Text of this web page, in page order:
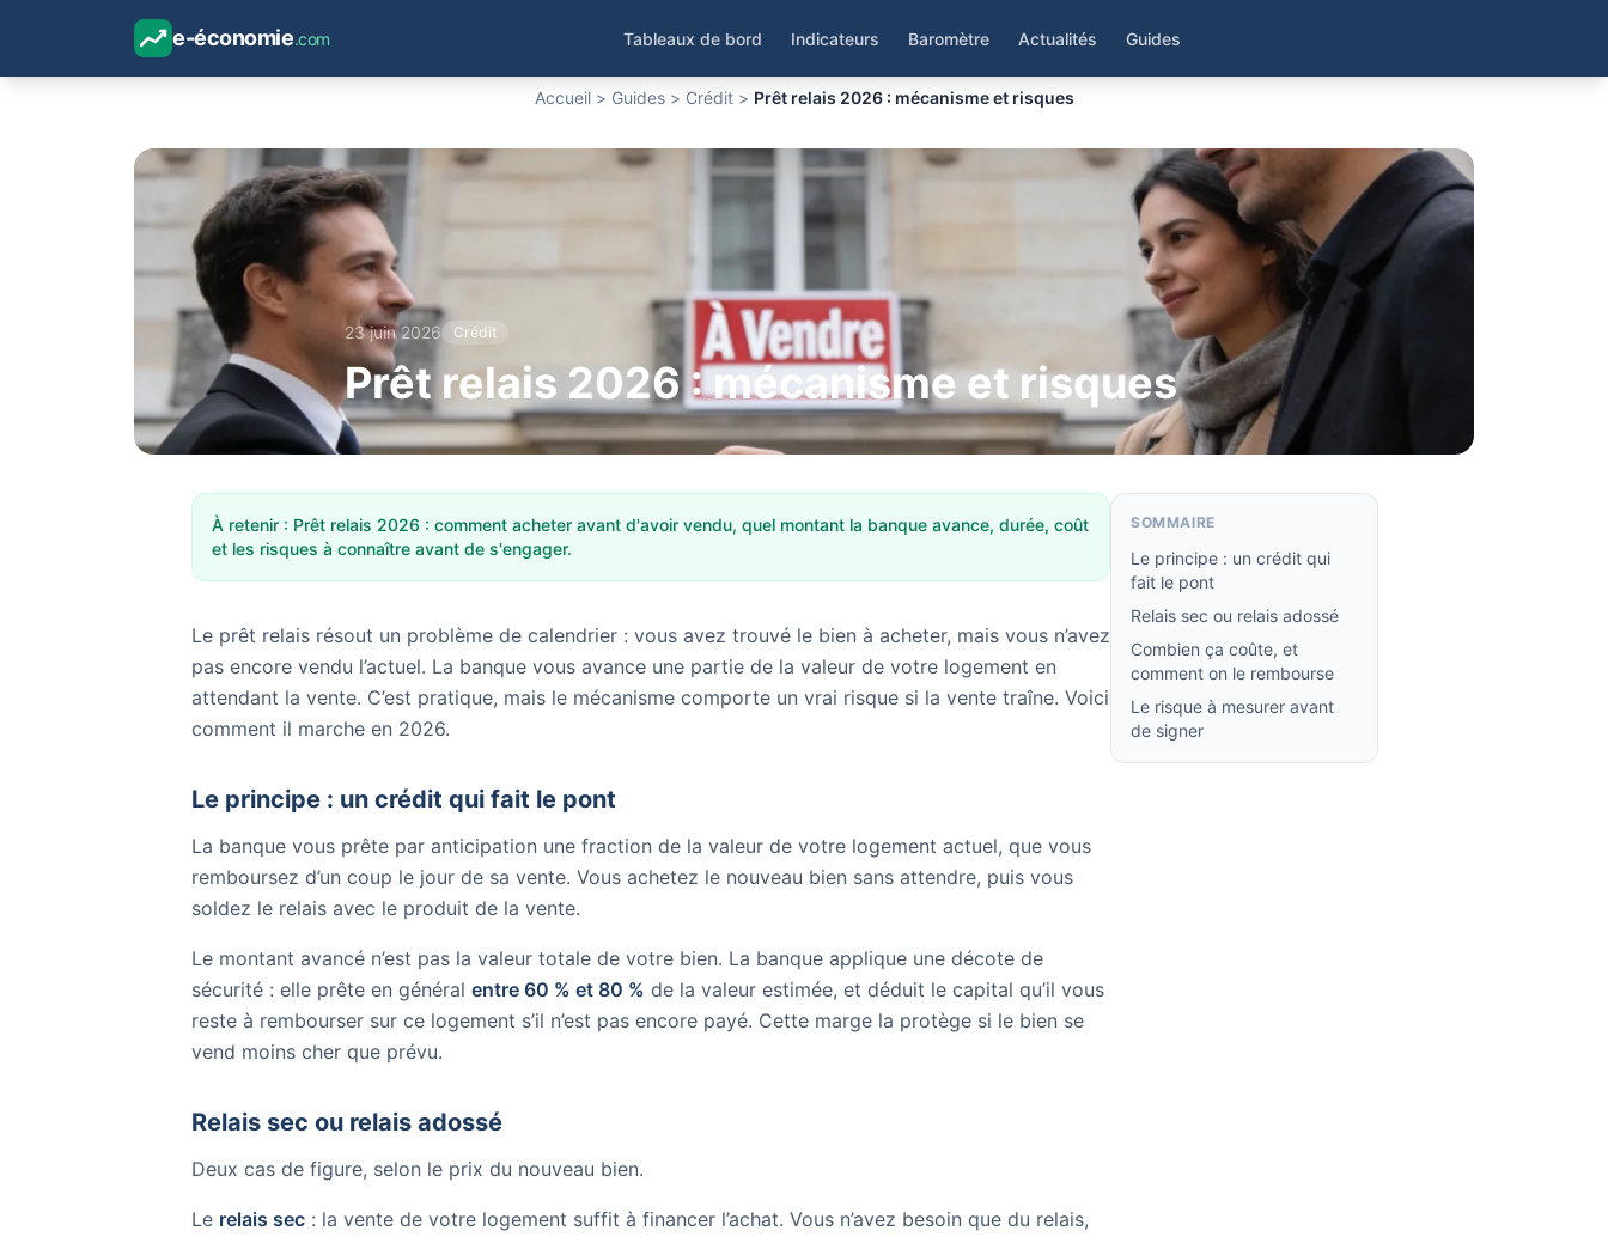
e-économie.com Tableaux de bord Indicateurs Baromètre Actualités Guides
Accueil > Guides > Crédit > Prêt relais 2026 : mécanisme et risques
23 juin 2026 Crédit
Prêt relais 2026 : mécanisme et risques
À retenir : Prêt relais 2026 : comment acheter avant d'avoir vendu, quel montant la banque avance, durée, coût
et les risques à connaître avant de s'engager.
Le prêt relais résout un problème de calendrier : vous avez trouvé le bien à acheter, mais vous n’avez
pas encore vendu l’actuel. La banque vous avance une partie de la valeur de votre logement en
attendant la vente. C’est pratique, mais le mécanisme comporte un vrai risque si la vente traîne. Voici
comment il marche en 2026.
Le principe : un crédit qui fait le pont
La banque vous prête par anticipation une fraction de la valeur de votre logement actuel, que vous
remboursez d’un coup le jour de sa vente. Vous achetez le nouveau bien sans attendre, puis vous
soldez le relais avec le produit de la vente.
Le montant avancé n’est pas la valeur totale de votre bien. La banque applique une décote de
sécurité : elle prête en général entre 60 % et 80 % de la valeur estimée, et déduit le capital qu’il vous
reste à rembourser sur ce logement s’il n’est pas encore payé. Cette marge la protège si le bien se
vend moins cher que prévu.
Relais sec ou relais adossé
Deux cas de figure, selon le prix du nouveau bien.
Le relais sec : la vente de votre logement suffit à financer l’achat. Vous n’avez besoin que du relais,
SOMMAIRE
Le principe : un crédit qui
fait le pont
Relais sec ou relais adossé
Combien ça coûte, et
comment on le rembourse
Le risque à mesurer avant
de signer